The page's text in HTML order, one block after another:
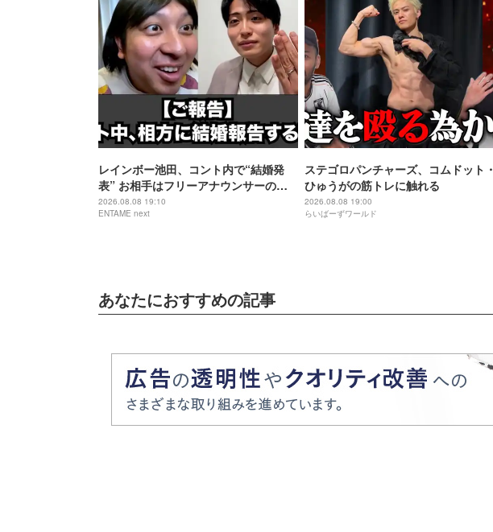
レインボー池田、コント内で“結婚発
表” お相手はフリーアナウンサーの佐
藤佳奈
2026.08.08 19:10
ENTAME next
ステゴロパンチャーズ、コムドット・
ひゅうがの筋トレに触れる
2026.08.08 19:00
らいばーずワールド
あなたにおすすめの記事